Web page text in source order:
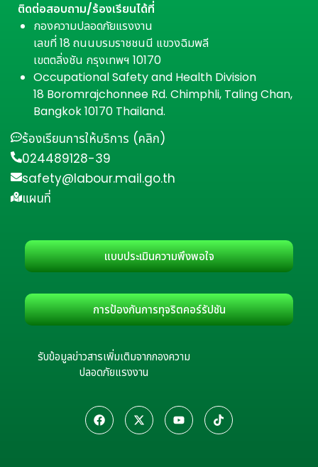
ติดต่อสอบถาม/ร้องเรียนได้ที่
กองความปลอดภัยแรงงาน
เลขที่ 18 ถนนบรมราชชนนี แขวงฉิมพลี
เขตตลิ่งชัน กรุงเทพฯ 10170
Occupational Safety and Health Division
18 Boromrajchonnee Rd. Chimphli, Taling Chan,
Bangkok 10170 Thailand.
ร้องเรียนการให้บริการ (คลิก)
024489128-39
safety@labour.mail.go.th
แผนที่
แบบประเมินความพึงพอใจ
การป้องกันการทุจริตคอร์รัปชัน
รับข้อมูลข่าวสารเพิ่มเติมจากกองความ
ปลอดภัยแรงงาน